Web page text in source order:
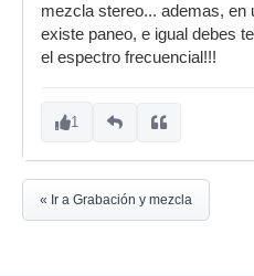
mezcla stereo... ademas, en
existe paneo, e igual debes
el espectro frecuencial!!!
1
« Ir a Grabación y mezcla